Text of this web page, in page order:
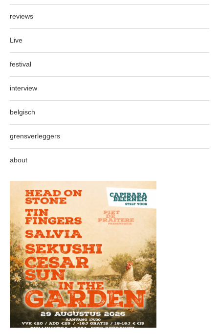
reviews
Live
festival
interview
belgisch
grensverleggers
about